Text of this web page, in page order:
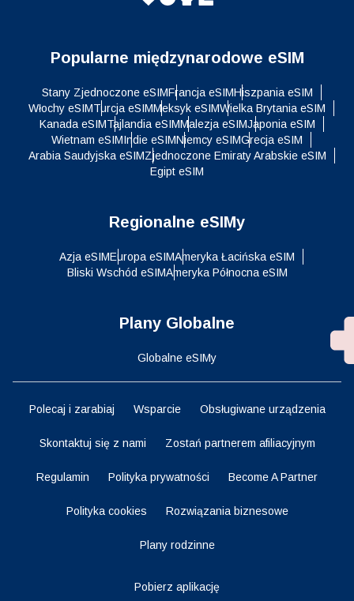
Popularne międzynarodowe eSIM
Stany Zjednoczone eSIMFrancja eSIMHiszpania eSIM
Włochy eSIMTurcja eSIMMeksyk eSIMWielka Brytania eSIM
Kanada eSIMTajlandia eSIMMalezja eSIMJaponia eSIM
Wietnam eSIMIndie eSIMNiemcy eSIMGrecja eSIM
Arabia Saudyjska eSIMZjednoczone Emiraty Arabskie eSIM
Egipt eSIM
Regionalne eSIMy
Azja eSIMEuropa eSIMAmeryka Łacińska eSIM
Bliski Wschód eSIMAmeryka Północna eSIM
Plany Globalne
Globalne eSIMy
Polecaj i zarabiaj Wsparcie Obsługiwane urządzenia
Skontaktuj się z nami Zostań partnerem afiliacyjnym
Regulamin Polityka prywatności Become A Partner
Polityka cookies Rozwiązania biznesowe
Plany rodzinne
Pobierz aplikację